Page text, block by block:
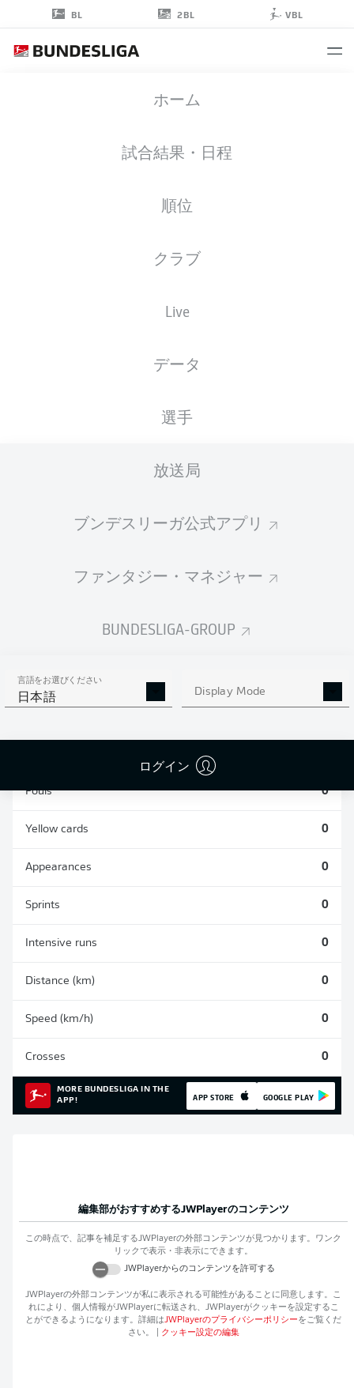
BL 2BL VBL
ホーム
試合結果・日程
順位
クラブ
Live
データ
選手
放送局
ブンデスリーガ公式アプリ
ファンタジー・マネジャー
BUNDESLIGA-GROUP
言語をお選びください
日本語 Display Mode
ログイン
統計 シーズン 2026/2027
TACKLES WON
Fouls 0
Yellow cards 0
Appearances 0
Sprints 0
Intensive runs 0
Distance (km) 0
Speed (km/h) 0
Crosses 0
MORE BUNDESLIGA IN THE
APP!
APP STORE GOOGLE PLAY
編集部がおすすめするJWPlayerのコンテンツ
この時点で、記事を補足するJWPlayerの外部コンテンツが見つかります。ワンク
リックで表示・非表示にできます。
JWPlayerからのコンテンツを許可する
JWPlayerの外部コンテンツが私に表示される可能性があることに同意します。こ
れにより、個人情報がJWPlayerに転送され、 JWPlayerがクッキーを設定するこ
とができるようになります。詳細はJWPlayerのプライバシーポリシーをご覧くだ
さい。
クッキー設定の編集